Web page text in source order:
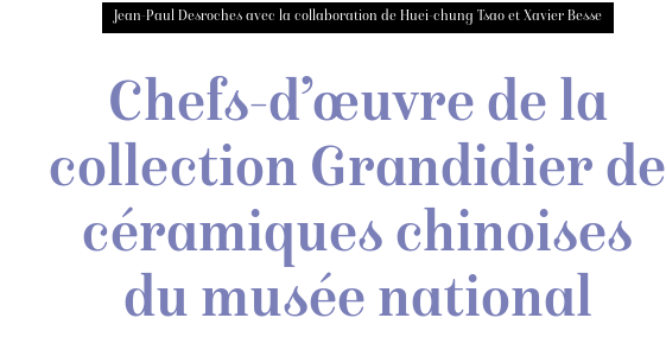
Jean-Paul Desroches avec la collaboration de Huei-chung Tsao et Xavier Besse
Chefs-d’œuvre de la
collection Grandidier de
céramiques chinoises
du musée national